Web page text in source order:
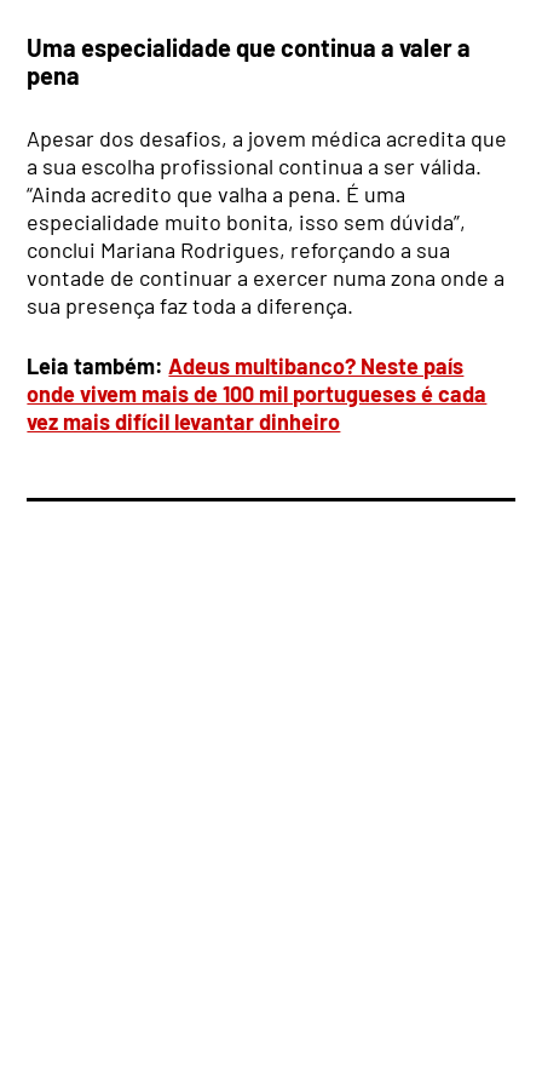
Uma especialidade que continua a valer a
pena
Apesar dos desafios, a jovem médica acredita que
a sua escolha profissional continua a ser válida.
“Ainda acredito que valha a pena. É uma
especialidade muito bonita, isso sem dúvida”,
conclui Mariana Rodrigues, reforçando a sua
vontade de continuar a exercer numa zona onde a
sua presença faz toda a diferença.
Leia também:Adeus multibanco? Neste país
onde vivem mais de 100 mil portugueses é cada
vez mais difícil levantar dinheiro